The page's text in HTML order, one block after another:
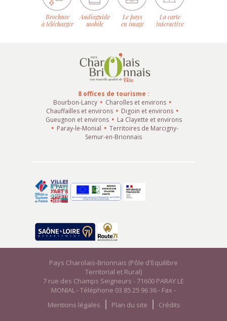
Brochure
à télécharger
Audioguide
mobile
Le pays
en image
La carte
interactive
8 offices de tourisme :
Bourbon-Lancy
Charolles et environs
Chauffailles et environs
Digoin et environs
Gueugnon et environs
La Clayette et environs
Paray-le-Monial
Territoires de Marcigny-
Semur-en-Brionnais
Pays Charolais-Brionnais (Pôle d'Equilibre
Territorial et Rural)
7 rue des Champs Seigneurs - 71600 PARAY LE
MONIAL - Téléphone 03 85 25 96 36 - Fax -
Mentions légales
Plan du site Crédits